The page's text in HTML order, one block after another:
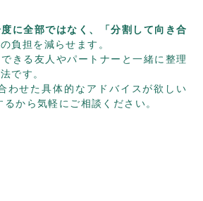
に全部ではなく、「分割して向き合
負担を減らせます。
きる友人やパートナーと一緒に整理
です。
わせた具体的なアドバイスが欲しい
るから気軽にご相談ください。